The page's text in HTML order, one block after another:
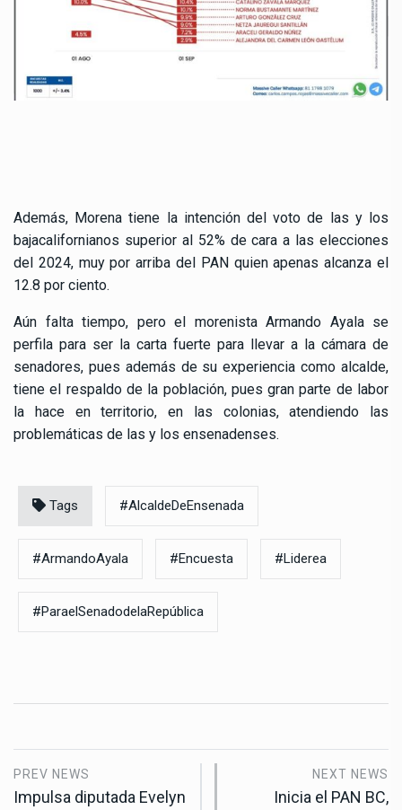
Además, Morena tiene la intención del voto de las y los
bajacalifornianos superior al 52% de cara a las elecciones
del 2024, muy por arriba del PAN quien apenas alcanza el
12.8 por ciento.
Aún falta tiempo, pero el morenista Armando Ayala se
perfila para ser la carta fuerte para llevar a la cámara de
senadores, pues además de su experiencia como alcalde,
tiene el respaldo de la población, pues gran parte de labor
la hace en territorio, en las colonias, atendiendo las
problemáticas de las y los ensenadenses.
Tags #AlcaldeDeEnsenada
#ArmandoAyala #Encuesta #Liderea
#ParaelSenadodelaRepública
PREV NEWS
Impulsa diputada Evelyn
NEXT NEWS
Inicia el PAN BC,